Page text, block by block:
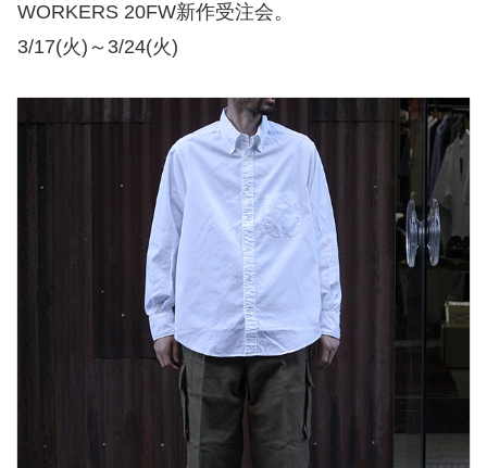
WORKERS 20FW新作受注会。
3/17(火)～3/24(火)